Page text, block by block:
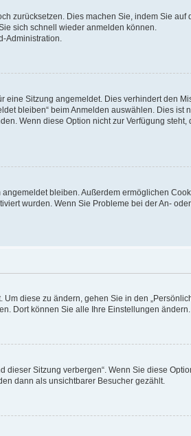
zurücksetzen. Dies machen Sie, indem Sie auf
sich schnell wieder anmelden können.
Administration.
eine Sitzung angemeldet. Dies verhindert den
bleiben“ beim Anmelden auswählen. Dies ist
Wenn diese Option nicht zur Verfügung steht,
bleiben. Außerdem ermöglichen
wurden. Wenn Sie Probleme bei der An- oder
diese zu ändern, gehen Sie in den
Dort können Sie alle Ihre Einstellungen ändern.
dieser Sitzung verbergen“. Wenn Sie diese
dann als unsichtbarer Besucher gezählt.